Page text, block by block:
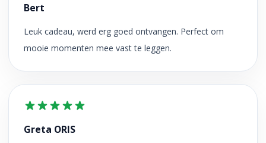
Bert
Leuk cadeau, werd erg goed ontvangen. Perfect om
mooie momenten mee vast te leggen.
Greta ORIS